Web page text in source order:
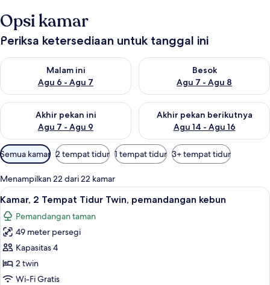
Opsi kamar
Periksa ketersediaan untuk tanggal ini
Malam ini
Agu 6 - Agu 7
Periksa ketersediaan untuk malam ini Agu 6 - Agu 7
Besok
Agu 7 - Agu 8
Periksa ketersediaan untuk
Akhir pekan ini
Agu 7 - Agu 9
Periksa ketersediaan untuk akhir pekan ini Agu 7 - Agu 9
Akhir pekan berikutnya
Agu 14 - Agu 16
Periksa ketersediaan untuk
Filter
tersedia
untuk
kamar
Semua kamar 2 tempat tidur 1 tempat tidur 3+ tempat tidur
Menampilkan 22 dari 22 kamar
Lihat
semua
foto
untuk
Kamar,
2
Tempat
1 kamar tidur, minibar, brankas, dan
8
Kamar, 2 Tempat Tidur Twin, pemandangan kebun
Pemandangan taman
49 meter persegi
Kapasitas 4
2 twin
Wi-Fi Gratis